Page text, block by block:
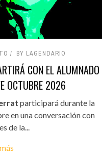
BY LAGENDARIO
CON EL ALUMNADO
OCTUBRE 2026
participará durante la
en una conversación con
de la...